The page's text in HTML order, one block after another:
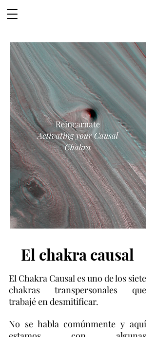
El chakra causal
El Chakra Causal es uno de los siete
chakras transpersonales que
trabajé en desmitificar.
No se habla comúnmente y aquí